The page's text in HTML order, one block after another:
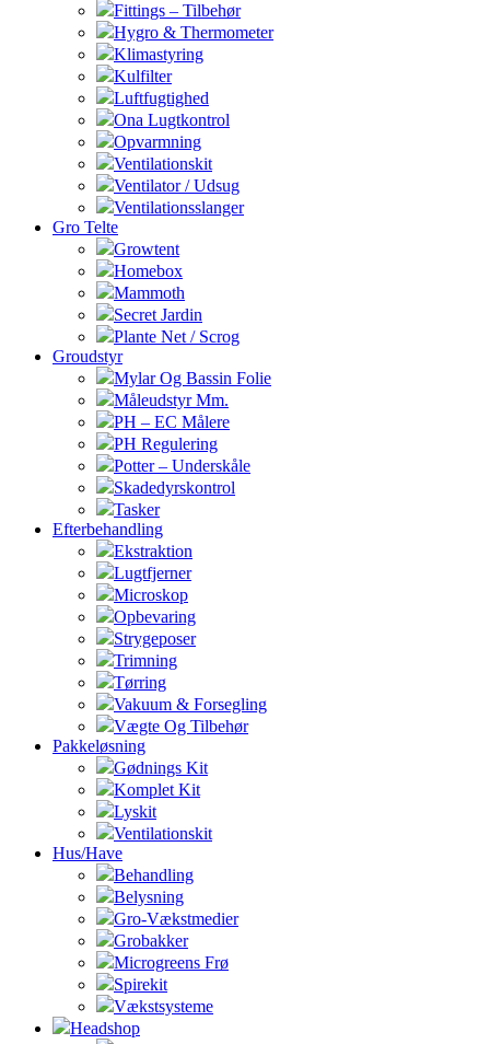
Fittings – Tilbehør
Hygro & Thermometer
Klimastyring
Kulfilter
Luftfugtighed
Ona Lugtkontrol
Opvarmning
Ventilationskit
Ventilator / Udsug
Ventilationsslanger
Gro Telte
Growtent
Homebox
Mammoth
Secret Jardin
Plante Net / Scrog
Groudstyr
Mylar Og Bassin Folie
Måleudstyr Mm.
PH – EC Målere
PH Regulering
Potter – Underskåle
Skadedyrskontrol
Tasker
Efterbehandling
Ekstraktion
Lugtfjerner
Microskop
Opbevaring
Strygeposer
Trimning
Tørring
Vakuum & Forsegling
Vægte Og Tilbehør
Pakkeløsning
Gødnings Kit
Komplet Kit
Lyskit
Ventilationskit
Hus/Have
Behandling
Belysning
Gro-Vækstmedier
Grobakker
Microgreens Frø
Spirekit
Vækstsysteme
Headshop